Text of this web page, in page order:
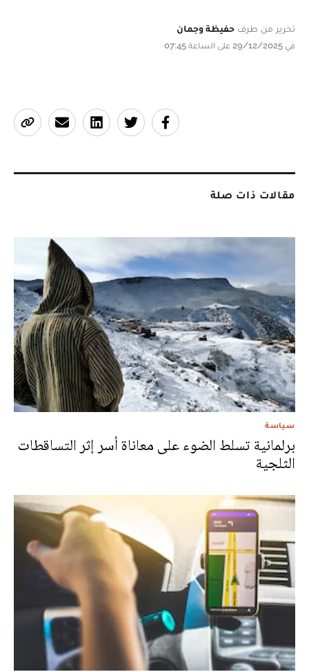
تحرير من طرف حفيظة وجمان
في 29/12/2025 على الساعة 07:45
مقالات ذات صلة
سياسة
برلمانية تسلط الضوء على معاناة أسر إثر التساقطات
الثلجية